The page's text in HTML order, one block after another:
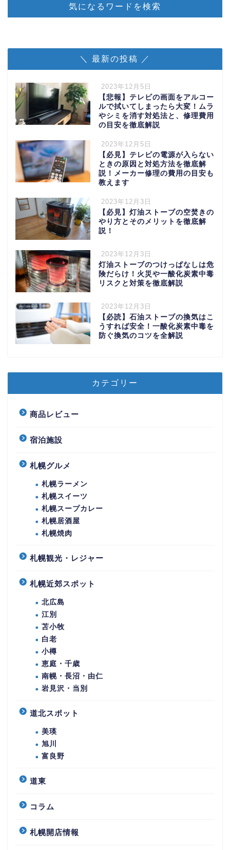
気になるワードを検索
＼ 最新の投稿 ／
2023年12月5日
【悲報】テレビの画面をアルコー
ルで拭いてしまったら大変！ムラ
やシミを消す対処法と、修理費用
の目安を徹底解説
2023年12月5日
【必見】テレビの電源が入らない
ときの原因と対処方法を徹底解
説！メーカー修理の費用の目安も
教えます
2023年12月3日
【必見】灯油ストーブの空焚きの
やり方とそのメリットを徹底解
説！
2023年12月3日
灯油ストーブのつけっぱなしは危
険だらけ！火災や一酸化炭素中毒
リスクと対策を徹底解説
2023年12月3日
【必読】石油ストーブの換気はこ
うすれば安全！一酸化炭素中毒を
防ぐ換気のコツを全解説
カテゴリー
商品レビュー
宿泊施設
札幌グルメ
札幌ラーメン
札幌スイーツ
札幌スープカレー
札幌居酒屋
札幌焼肉
札幌観光・レジャー
札幌近郊スポット
北広島
江別
苫小牧
白老
小樽
恵庭・千歳
南幌・長沼・由仁
岩見沢・当別
道北スポット
美瑛
旭川
富良野
道東
コラム
札幌開店情報